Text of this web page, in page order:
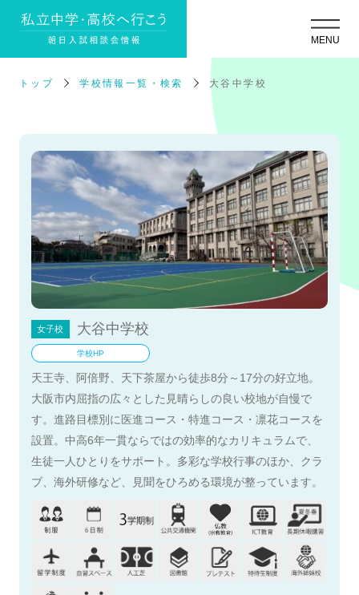
トップ 学校情報一覧・検索 大谷中学校
女子校 大谷中学校
学校HP
天王寺、阿倍野、天下茶屋から徒歩8分～17分の好立地。
大阪市内屈指の広々とした見晴らしの良い校地が自慢で
す。進路目標別に医進コース・特進コース・凛花コースを
設置。中高6年一貫ならではの効率的なカリキュラムで、
生徒一人ひとりをサポート。多彩な学校行事のほか、クラ
ブ、海外研修など、見聞をひろめる環境が整っています。